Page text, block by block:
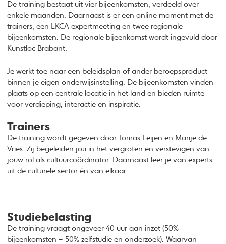
De training bestaat uit vier bijeenkomsten, verdeeld over
enkele maanden. Daarnaast is er een online moment met de
trainers, een LKCA expertmeeting en twee regionale
bijeenkomsten. De regionale bijeenkomst wordt ingevuld door
Kunstloc Brabant.
Je werkt toe naar een beleidsplan of ander beroepsproduct
binnen je eigen onderwijsinstelling. De bijeenkomsten vinden
plaats op een centrale locatie in het land en bieden ruimte
voor verdieping, interactie en inspiratie.
Trainers
De training wordt gegeven door Tomas Leijen en Marije de
Vries. Zij begeleiden jou in het vergroten en verstevigen van
jouw rol als cultuurcoördinator. Daarnaast leer je van experts
uit de culturele sector én van elkaar.
Studiebelasting
De training vraagt ongeveer 40 uur aan inzet (50%
bijeenkomsten – 50% zelfstudie en onderzoek). Waarvan